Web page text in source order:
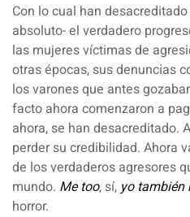
Con lo cual han
absoluto- el verdadero
las mujeres víctimas de
otras épocas, sus denuncias
los varones que antes
facto ahora comenzaron a
ahora, se han desacreditado.
perder su credibilidad. Ahora
de los verdaderos agresores
mundo. Me too, sí, yo también
horror.